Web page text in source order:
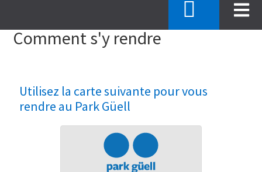
Comment s'y rendre
Utilisez la carte suivante pour vous
rendre au Park Güell